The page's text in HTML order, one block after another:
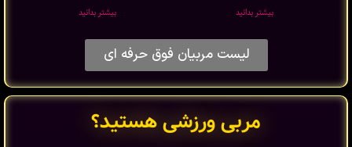
بیشتر بدانید بیشتر بدانید
لیست مربیان فوق حرفه ای
مربی ورزشی هستید؟